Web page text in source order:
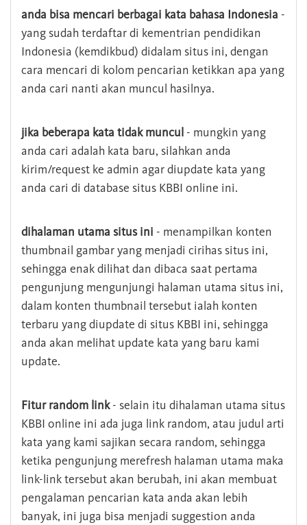
anda bisa mencari berbagai kata bahasa Indonesia -
yang sudah terdaftar di kementrian pendidikan
Indonesia (kemdikbud) didalam situs ini, dengan
cara mencari di kolom pencarian ketikkan apa yang
anda cari nanti akan muncul hasilnya.
jika beberapa kata tidak muncul - mungkin yang
anda cari adalah kata baru, silahkan anda
kirim/request ke admin agar diupdate kata yang
anda cari di database situs KBBI online ini.
dihalaman utama situs ini - menampilkan konten
thumbnail gambar yang menjadi cirihas situs ini,
sehingga enak dilihat dan dibaca saat pertama
pengunjung mengunjungi halaman utama situs ini,
dalam konten thumbnail tersebut ialah konten
terbaru yang diupdate di situs KBBI ini, sehingga
anda akan melihat update kata yang baru kami
update.
Fitur random link- selain itu dihalaman utama situs
KBBI online ini ada juga link random, atau judul arti
kata yang kami sajikan secara random, sehingga
ketika pengunjung merefresh halaman utama maka
link-link tersebut akan berubah, ini akan membuat
pengalaman pencarian kata anda akan lebih
banyak, ini juga bisa menjadi suggestion anda